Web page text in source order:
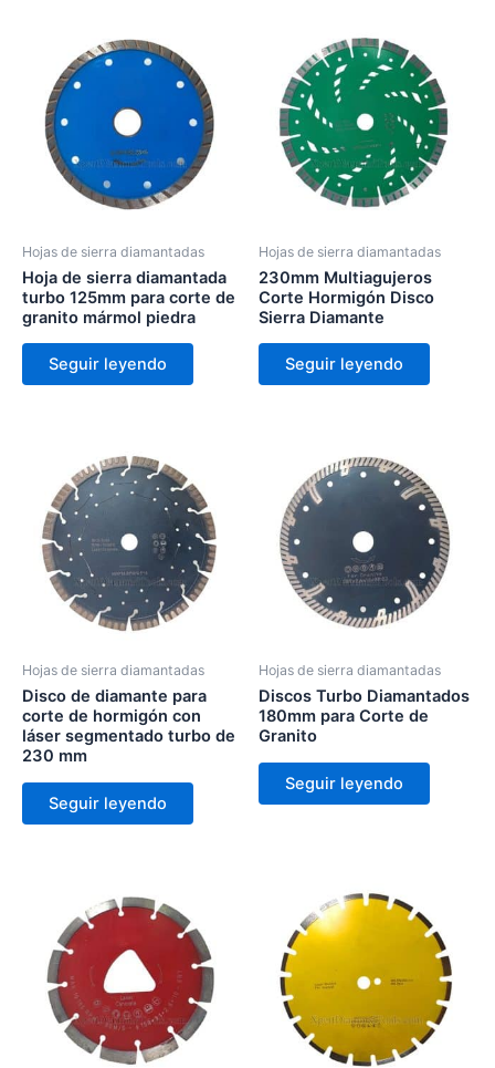
Hojas de sierra diamantadas
Hoja de sierra diamantada
turbo 125mm para corte de
granito mármol piedra
Seguir leyendo
Hojas de sierra diamantadas
230mm Multiagujeros
Corte Hormigón Disco
Sierra Diamante
Seguir leyendo
Hojas de sierra diamantadas
Disco de diamante para
corte de hormigón con
láser segmentado turbo de
230 mm
Seguir leyendo
Hojas de sierra diamantadas
Discos Turbo Diamantados
180mm para Corte de
Granito
Seguir leyendo